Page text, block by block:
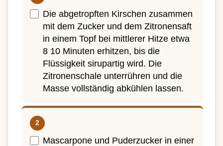
Die abgetropften Kirschen zusammen
mit dem Zucker und dem Zitronensaft
in einem Topf bei mittlerer Hitze etwa
8 10 Minuten erhitzen, bis die
Flüssigkeit sirupartig wird. Die
Zitronenschale unterrühren und die
Masse vollständig abkühlen lassen.
Mascarpone und Puderzucker in einer